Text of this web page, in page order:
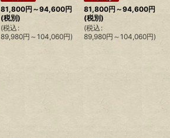
81,800円 ～94,600円
(税別)
(税込 :
89,980円 ～104,060円)
81,800円 ～94,600円
(税別)
(税込 :
89,980円 ～104,060円)